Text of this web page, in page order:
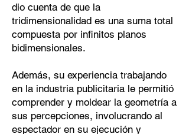
dio cuenta de que la
tridimensionalidad es una suma total
compuesta por infinitos planos
bidimensionales.
Además, su experiencia trabajando
en la industria publicitaria le permitió
comprender y moldear la geometría a
sus percepciones, involucrando al
espectador en su ejecución y